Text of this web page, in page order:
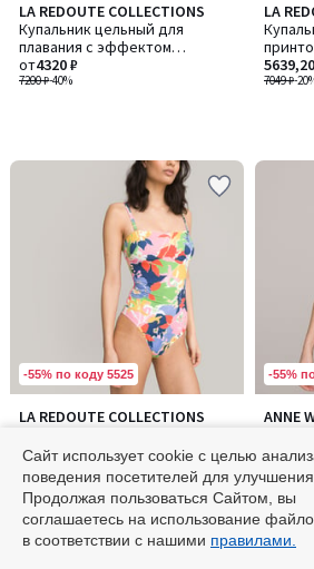
LA REDOUTE COLLECTIONS
Купальник цельный для
плавания с эффектом
плоского живота
7200 ₽-40%
от4320 ₽
LA
7049 ₽-
-55% по коду 5525
LA REDOUTE COLLECTIONS
цветочным принтом
8099 ₽-10%
7289,10 ₽
-55%
ANNE
9100 ₽-20%
7280 ₽
4,4
4,4
5
Сайт использует cookie с целью
поведения посетителей для
Продолжая пользоваться Сайтом, вы
соглашаетесь на использование
в соответствии с нашими правилами.